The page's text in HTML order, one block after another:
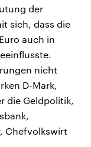
der
sich, dass die
auch in
nicht
D-Mark,
die Geldpolitik,
Chefvolkswirt